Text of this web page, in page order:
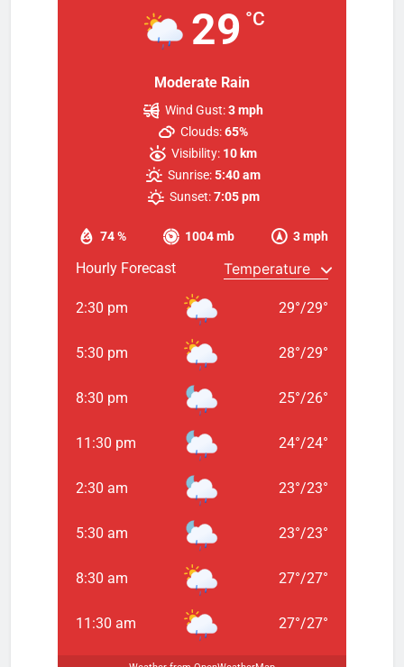
29 °C
Moderate Rain
74 % 1004 mb 3 mph
Wind Gust:3 mph
Clouds:65%
Visibility: 10 km
Sunrise:5:40 am
Sunset: 7:05 pm
Hourly Forecast
2:30 pm 29°/29°
5:30 pm 28°/29°
8:30 pm 25°/26°
11:30 pm 24°/24°
2:30 am 23°/23°
5:30 am 23°/23°
8:30 am 27°/27°
11:30 am 27°/27°